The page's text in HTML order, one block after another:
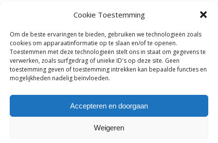
Cookie Toestemming
Om de beste ervaringen te bieden, gebruiken we technologieën zoals
cookies om apparaatinformatie op te slaan en/of te openen.
Toestemmen met deze technologieën stelt ons in staat om gegevens te
verwerken, zoals surfgedrag of unieke ID's op deze site. Geen
toestemming geven of toestemming intrekken kan bepaalde functies en
mogelijkheden nadelig beïnvloeden.
Accepteren en doorgaan
Weigeren
Nieuwsbrief Januari – Februari 2026 – Mensen
met dementie in Groningen
7 February 2026 0
Ondersteun mantelzorgers – gun hun een
adempauze in De Opstap. Inzamelingsactie
voor De Opstap gestart op GoFundMe
0